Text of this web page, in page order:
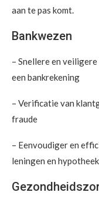
aan te pas komt.
Bankwezen
– Snellere en
een bankrekening
– Verificatie van
fraude
– Eenvoudiger en
leningen en hypotheek